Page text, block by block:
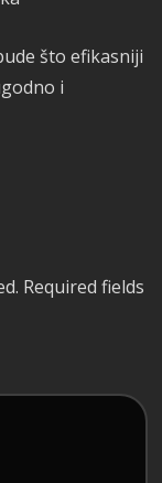
što efikasniji
i
Required fields